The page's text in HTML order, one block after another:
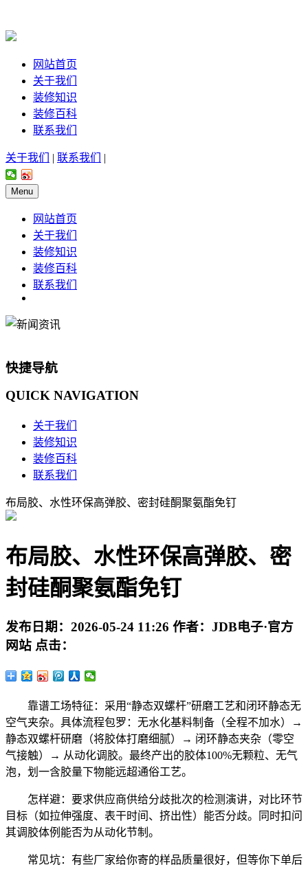
网站首页
关于我们
装修知识
装修百科
联系我们
关于我们 | 联系我们 |
Menu
网站首页
关于我们
装修知识
装修百科
联系我们
快捷导航
QUICK NAVIGATION
关于我们
装修知识
装修百科
联系我们
布局胶、水性环保高弹胶、密封硅酮聚氨酯免钉
布局胶、水性环保高弹胶、密
封硅酮聚氨酯免钉
发布日期： 2026-05-24 11:26 作者： JDB电子·官方
网站 点击：
靠谱工场特征：采用“静态双螺杆”研磨工艺和闭环静态无
空气夹杂。具体流程包罗：无水化基料制备（全程不加水）→
静态双螺杆研磨（将胶体打磨细腻）→ 闭环静态夹杂（零空
气接触）→ 从动化调胶。最终产出的胶体100%无颗粒、无气
泡，划一含胶量下物能远超通俗工艺。
怎样避：要求供应商供给分歧批次的检测演讲，对比环节
目标（如拉伸强度、表干时间、挤出性）能否分歧。同时扣问
其调胶体例能否为从动化节制。
常见坑：有些厂家给你寄的样品质量很好，但等你下单后